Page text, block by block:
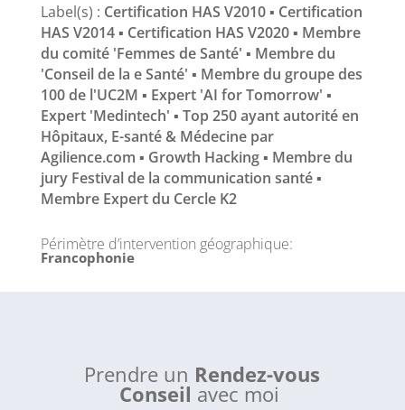
Label(s) : Certification HAS V2010 ▪ Certification
HAS V2014 ▪ Certification HAS V2020 ▪ Membre
du comité 'Femmes de Santé' ▪ Membre du
'Conseil de la e Santé' ▪ Membre du groupe des
100 de l'UC2M ▪ Expert 'AI for Tomorrow' ▪
Expert 'Medintech' ▪ Top 250 ayant autorité en
Hôpitaux, E-santé & Médecine par
Agilience.com ▪ Growth Hacking ▪ Membre du
jury Festival de la communication santé ▪
Membre Expert du Cercle K2
Périmètre d’intervention géographique:
Francophonie
Prendre un Rendez-vous
Conseil avec moi